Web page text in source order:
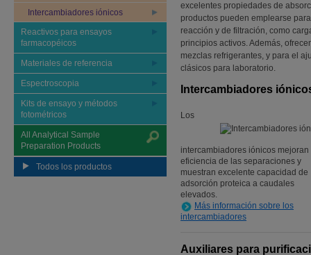
Intercambiadores iónicos
Reactivos para ensayos
farmacopéicos
Materiales de referencia
Espectroscopia
Kits de ensayo y métodos
fotométricos
All Analytical Sample
Preparation Products
Todos los productos
excelentes propiedades de
productos pueden emplearse
reacción y de filtración, como
principios activos. Además,
mezclas refrigerantes, y para el
clásicos para laboratorio.
Intercambiadores
Los
intercambiadores iónicos mejoran
eficiencia de las separaciones y
muestran excelente capacidad de
adsorción proteica a caudales
elevados.
Más información sobre los
intercambiadores
Auxiliares para